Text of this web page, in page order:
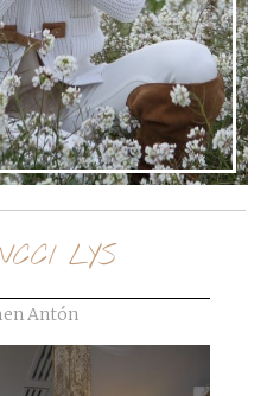
Ir al post
LYS
Antón